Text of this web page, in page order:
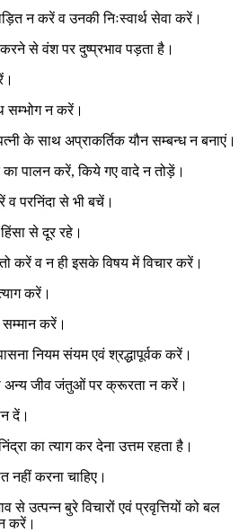
न करें व उनकी निःस्वार्थ सेवा करें।
से वंश पर दुष्प्रभाव पड़ता है।
सम्भोग न करें।
के साथ अप्राकर्तिक यौन सम्बन्ध न बनाएं।
पालन करें, किये गए वादे न तोड़ें।
व परनिंदा से भी बचें।
से दूर रहे।
करें व न ही इसके विषय में विचार करें।
करें।
करें।
नियम संयम एवं श्रद्धापूर्वक करें।
जीव जंतुओं पर क्रूरता न करें।
दें।
का त्याग कर देना उत्तम रहता है।
नहीं करना चाहिए।
उत्पन्न बुरे विचारों एवं प्रवृत्तियों को बल
करें।